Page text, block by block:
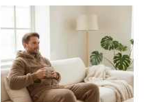
Les
options
peuvent
être
choisies